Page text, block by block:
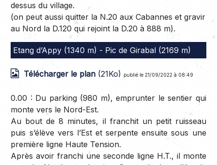
dessus du village.
(on peut aussi quitter la N.20 aux Cabannes et gravir
au Nord la D.120 qui rejoint la D.20 à 888 m).
Etang d’Appy (1340 m) - Pic de Girabal (2169 m)
Télécharger le plan (21Ko) publié le 21/09/2022 à 08:49
0.00 : Du parking (980 m), emprunter le sentier qui
monte vers le Nord-Est.
Au bout de 8 minutes, il franchit un petit ruisseau
puis s’élève vers l’Est et serpente ensuite sous une
première ligne Haute Tension.
Après avoir franchi une seconde ligne H.T., il monte